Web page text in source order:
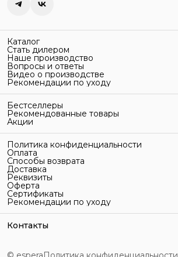
Каталог
Стать дилером
Наше производство
Вопросы и ответы
Видео о производстве
Рекомендации по уходу
Бестселлеры
Рекомендованные товары
Акции
Политика конфиденциальности
Оплата
Способы возврата
Доставка
Реквизиты
Оферта
Сертификаты
Рекомендации по уходу
Контакты